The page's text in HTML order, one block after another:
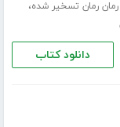
رمان رمان تسخیر شده،
دانلود کتاب